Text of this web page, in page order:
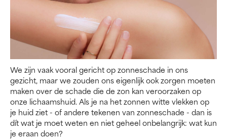
We zijn vaak vooral gericht op zonneschade in ons
gezicht, maar we zouden ons eigenlijk ook zorgen moeten
maken over de schade die de zon kan veroorzaken op
onze lichaamshuid. Als je na het zonnen witte vlekken op
je huid ziet - of andere tekenen van zonneschade - dan is
dít wat je moet weten en niet geheel onbelangrijk: wat kun
je eraan doen?